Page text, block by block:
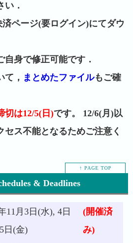
い．
ページ(要ログイン)にてダウ
身で修正可能です．
， まとめたファイルもご確
切は12/5(日)です。 12/6(月)以
セス不能となるためご注意く
↑ PAGE TOP
& Deadlines
11月3日(水), 4日
日(金)
(開催済
み)